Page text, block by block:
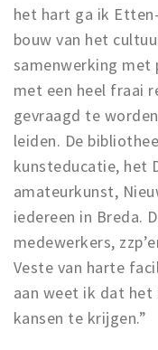
het hart ga ik
bouw van het
samenwerking
met een heel fraai
gevraagd te
leiden. De
kunsteducatie, het
amateurkunst,
iedereen in Breda.
medewerkers,
Veste van harte
aan weet ik dat het
kansen te krijgen.”